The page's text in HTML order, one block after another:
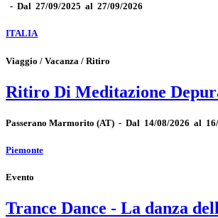
- Dal 27/09/2025 al 27/09/2026
ITALIA
Viaggio / Vacanza / Ritiro
Ritiro Di Meditazione
Passerano Marmorito (AT) - Dal 14/08/2026 al
Piemonte
Evento
Trance Dance - La danza